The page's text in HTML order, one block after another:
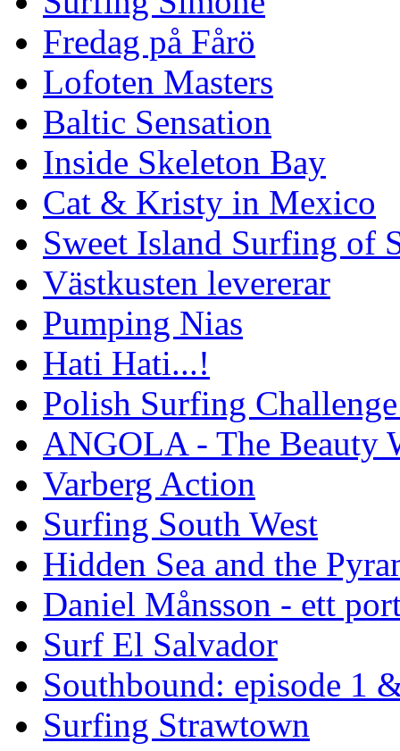
Fredag på Fårö
Lofoten Masters
Baltic Sensation
Inside Skeleton Bay
Cat & Kristy in Mexico
Sweet Island Surfing of
Västkusten levererar
Pumping Nias
Hati Hati...!
Polish Surfing
ANGOLA - The Beauty
Varberg Action
Surfing South West
Hidden Sea and the
Daniel Månsson - ett
Surf El Salvador
Southbound: episode 1
Surfing Strawtown